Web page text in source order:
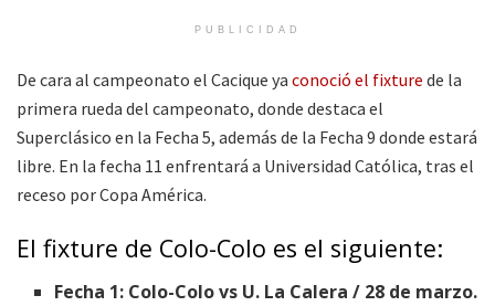
PUBLICIDAD
De cara al campeonato el Cacique ya conoció el fixture de la
primera rueda del campeonato, donde destaca el
Superclásico en la Fecha 5, además de la Fecha 9 donde estará
libre. En la fecha 11 enfrentará a Universidad Católica, tras el
receso por Copa América.
El fixture de Colo-Colo es el siguiente:
Fecha 1: Colo-Colo vs U. La Calera / 28 de marzo.